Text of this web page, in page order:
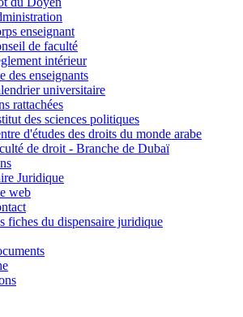
enseignant
de faculté
intérieur
des enseignants
universitaire
rattachées
des sciences politiques
d'études des droits du monde arabe
de droit - Branche de Dubaï
Juridique
web
fiches du dispensaire juridique